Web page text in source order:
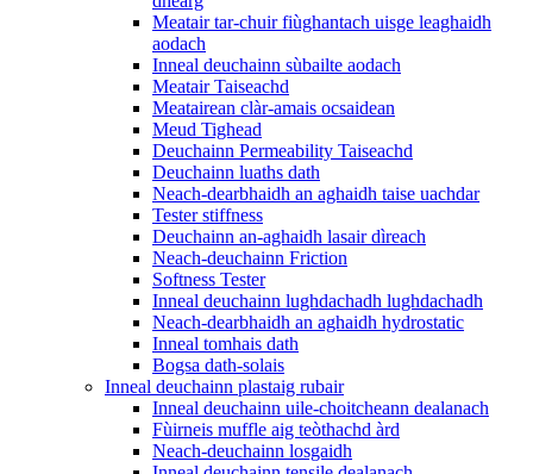
Meatair tar-chuir fiùghantach uisge leaghaidh
aodach
Inneal deuchainn sùbailte aodach
Meatair Taiseachd
Meatairean clàr-amais ocsaidean
Meud Tighead
Deuchainn Permeability Taiseachd
Deuchainn luaths dath
Neach-dearbhaidh an aghaidh taise uachdar
Tester stiffness
Deuchainn an-aghaidh lasair dìreach
Neach-deuchainn Friction
Softness Tester
Inneal deuchainn lughdachadh lughdachadh
Neach-dearbhaidh an aghaidh hydrostatic
Inneal tomhais dath
Bogsa dath-solais
Inneal deuchainn plastaig rubair
Inneal deuchainn uile-choitcheann dealanach
Fùirneis muffle aig teòthachd àrd
Neach-deuchainn losgaidh